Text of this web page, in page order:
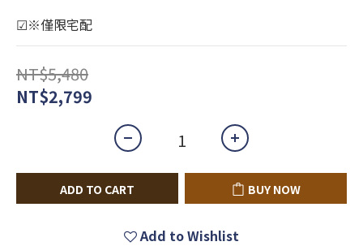
☑※僅限宅配
NT$5,480
NT$2,799
ADD TO CART BUY NOW
Add to Wishlist